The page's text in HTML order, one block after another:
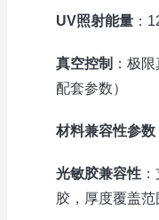
UV照射能量 ：
真空控制 ：极
配套参数）
材料兼容性参数
光敏胶兼容性
胶，厚度覆盖